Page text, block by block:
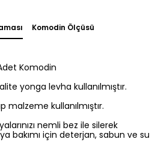
Komodin Ölçüsü
Komodin
yonga levha kullanılmıştır.
malzeme kullanılmıştır.
nemli bez ile silerek
bakımı için deterjan, sabun ve su